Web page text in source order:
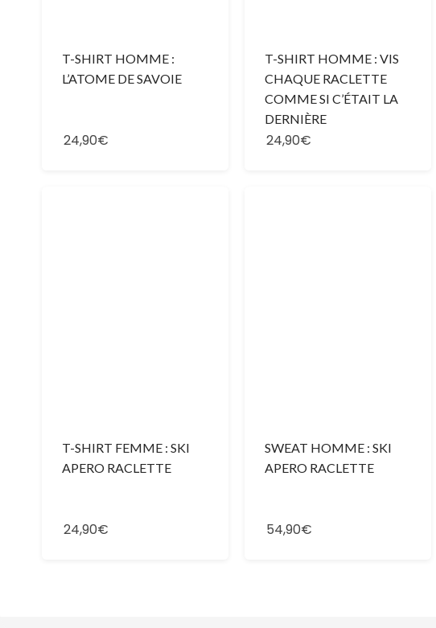
T-SHIRT HOMME :
L’ATOME DE SAVOIE
24,90€
T-SHIRT HOMME : VIS
CHAQUE RACLETTE
COMME SI C’ÉTAIT LA
DERNIÈRE
24,90€
T-SHIRT FEMME : SKI
APERO RACLETTE
24,90€
SWEAT HOMME : SKI
APERO RACLETTE
54,90€